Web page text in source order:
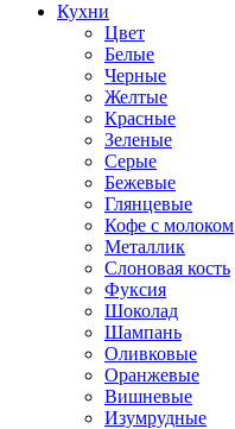
Кухни
Цвет
Белые
Черные
Желтые
Красные
Зеленые
Серые
Бежевые
Глянцевые
Кофе с молоком
Металлик
Слоновая кость
Фуксия
Шоколад
Шампань
Оливковые
Оранжевые
Вишневые
Изумрудные